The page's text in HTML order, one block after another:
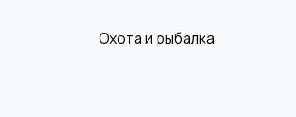
Охота и рыбалка